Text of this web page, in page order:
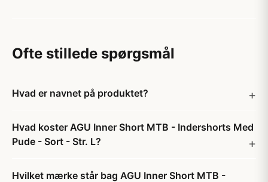
Ofte stillede spørgsmål
Hvad er navnet på produktet?
Hvad koster AGU Inner Short MTB - Indershorts Med
Pude - Sort - Str. L?
Hvilket mærke står bag AGU Inner Short MTB -